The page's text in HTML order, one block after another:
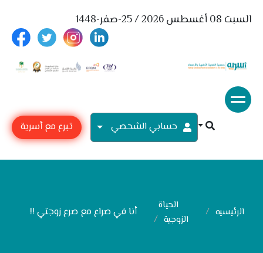
السبت 08 أغسطس 2026 / 25-صفر-1448
حسابي الشحصي تبرع مع أسرية
الرئيسيه
الحياة
الزوجية
أنا في صراع مع صرع زوجتي !!